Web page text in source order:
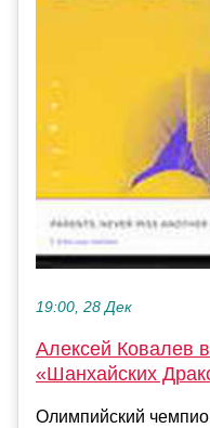
19:00, 28 Дек
Алексей Ковалев
«Шанхайских
Олимпийский